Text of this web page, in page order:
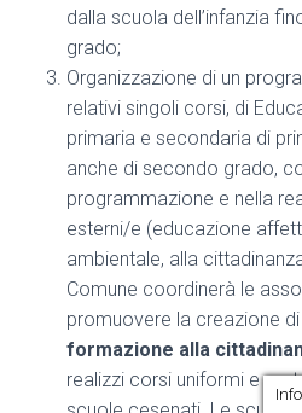
dalla scuola dell’infanzia
grado;
Organizzazione di un
relativi singoli corsi, di
primaria e secondaria di
anche di secondo grado,
programmazione e nella
esterni/e (educazione
ambientale, alla
Comune coordinerà le
promuovere la creazione di
formazione alla
realizzi corsi uniformi e